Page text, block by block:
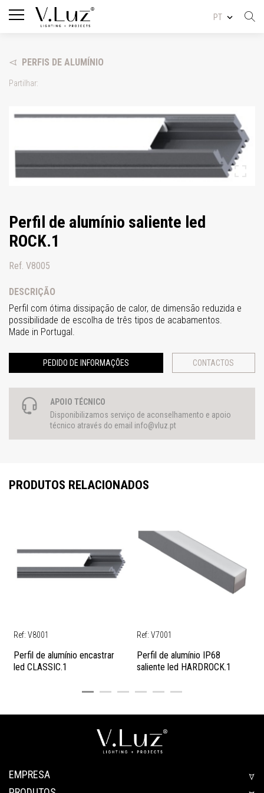
PT
PERFIS DE ALUMÍNIO
Partilhar:
Perfil de alumínio saliente led
ROCK.1
Ref. V8005
DESCRIÇÃO
Perfil com ótima dissipação de calor, de dimensão reduzida e
possibilidade de escolha de três tipos de acabamentos.
Made in Portugal.
PEDIDO DE INFORMAÇÕES CONTACTOS
APOIO TÉCNICO
Disponibilizamos serviço de aconselhamento e apoio
técnico através do email info@vluz.pt
PRODUTOS RELACIONADOS
Ref: V8001
Perfil de alumínio encastrar
led CLASSIC.1
Ref: V7001
Perfil de alumínio IP68
saliente led HARDROCK.1
EMPRESA